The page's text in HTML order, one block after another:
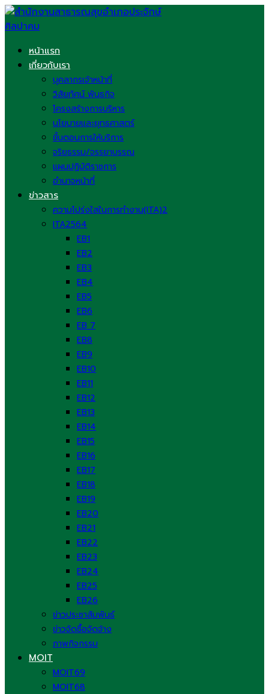
Skip
to
หน้าแรก
เกี่ยวกับเรา
บุคลากรเจ้าหน้าที่
วิสัยทัศน์ พันธกิจ
โครงสร้างการบริหาร
นโยบายและยุทธศาสตร์
ขั้นตอนการให้บริการ
จริยธรรม/จรรยาบรรณ
แผนปฏิบัติราชการ
อำนาจหน้าที่
ข่าวสาร
ความโปร่งใสในการทำงาน(ITA)2
ITA2564
EB1
EB2
EB3
EB4
EB5
EB6
EB 7
EB8
EB9
EB10
EB11
EB12
EB13
EB14
EB15
EB16
EB17
EB18
EB19
EB20
EB21
EB22
EB23
EB24
EB25
EB26
ข่าวประชาสัมพันธ์
ข่าวจัดซื้อจัดจ้าง
ภาพกิจกรรม
MOIT
MOIT69
MOIT68